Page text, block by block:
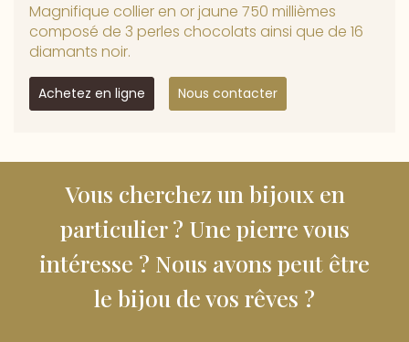
Magnifique collier en or jaune 750 millièmes
composé de 3 perles chocolats ainsi que de 16
diamants noir.
Achetez en ligne Nous contacter
Vous cherchez un bijoux en
particulier ? Une pierre vous
intéresse ? Nous avons peut être
le bijou de vos rêves ?